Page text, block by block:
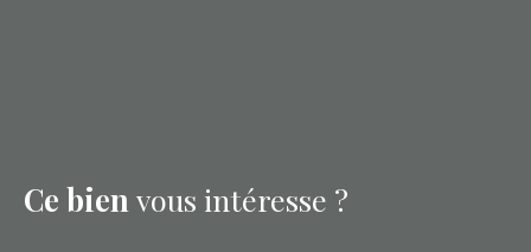
Ce bien vous intéresse ?